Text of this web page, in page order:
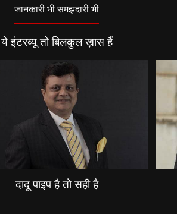
जानकारी भी समझदारी भी
ये इंटरव्यू तो बिलकुल ख़ास हैं
दादू पाइप है तो सही है